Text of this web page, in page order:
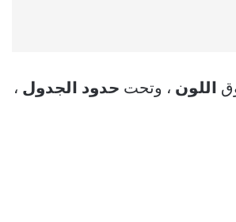
اللون ، وتحت حدود الجدول ،